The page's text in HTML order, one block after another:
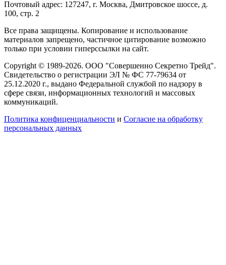
Почтовый адрес: 127247, г. Москва, Дмитровское шоссе, д.
100, стр. 2
Все права защищены. Копирование и использование
материалов запрещено, частичное цитирование возможно
только при условии гиперссылки на сайт.
Copyright © 1989-2026. ООО "Совершенно Секретно Трейд".
Свидетельство о регистрации ЭЛ № ФС 77-79634 от
25.12.2020 г., выдано Федеральной службой по надзору в
сфере связи, информационных технологий и массовых
коммуникаций.
Политика конфиценциальности и Согласие на обработку
персональных данных